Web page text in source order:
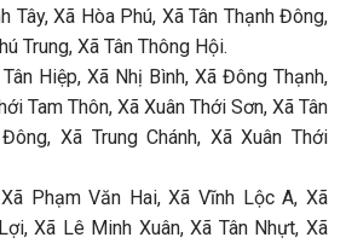
Tây, Xã Hòa Phú, Xã Tân Thạnh Đông,
Trung, Xã Tân Thông Hội.
Hiệp, Xã Nhị Bình, Xã Đông Thạnh,
Tam Thôn, Xã Xuân Thới Sơn, Xã Tân
Xã Trung Chánh, Xã Xuân Thới
Phạm Văn Hai, Xã Vĩnh Lộc A, Xã
Xã Lê Minh Xuân, Xã Tân Nhựt, Xã